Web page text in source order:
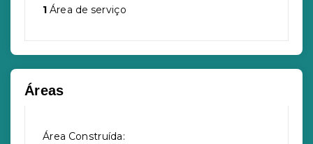
1 Área de serviço
Áreas
Área Construída: